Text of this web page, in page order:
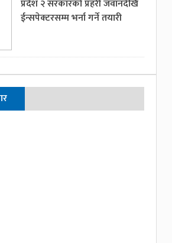
प्रदेश २ सरकारको प्रहरी जवानदेखि
ईन्सपेक्टरसम्म भर्ना गर्ने तयारी